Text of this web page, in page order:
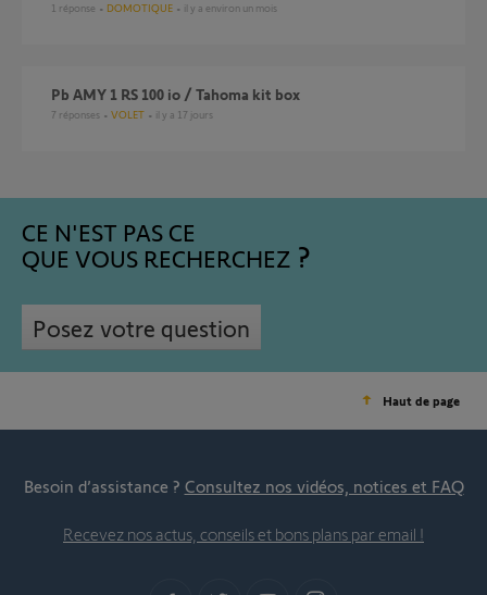
1 réponse DOMOTIQUE il y a environ un mois
Pb AMY 1 RS 100 io / Tahoma kit box
7 réponses VOLET il y a 17 jours
CE N'EST PAS CE
QUE VOUS RECHERCHEZ
Posez votre question
Haut de page
Besoin d’assistance ? Consultez nos vidéos, notices et FAQ
Recevez nos actus, conseils et bons plans par email !